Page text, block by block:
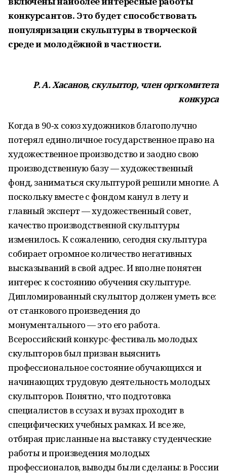
конкурсантов. Это будет способствовать
популяризации скульптуры в творческой
среде и молодёжной в частности.
Р. А. Хасанов, скульптор, член оргкомитета
конкурса
Когда в 90‑х союз художников благополучно
потерял единоличное государственное право на
художественное производство и заодно свою
производственную базу — художественный
фонд, заниматься скульптурой решили многие. А
поскольку вместе с фондом канул в лету и
главный эксперт — художественный совет,
качество производственной скульптуры
изменилось. К сожалению, сегодня скульптура
собирает огромное количество негативных
высказываний в свой адрес. И вполне понятен
интерес к состоянию обучения скульптуре.
Дипломированный скульптор должен уметь все:
от станкового произведения до
монументального — это его работа.
Всероссийский конкурс-фестиваль молодых
скульпторов был призван выяснить
профессиональное состояние обучающихся и
начинающих трудовую деятельность молодых
скульпторов. Понятно, что подготовка
специалистов в ссузах и вузах проходит в
специфических учебных рамках. И все же,
отбирая присланные на выставку студенческие
работы и произведения молодых
профессионалов, выводы были сделаны: в России